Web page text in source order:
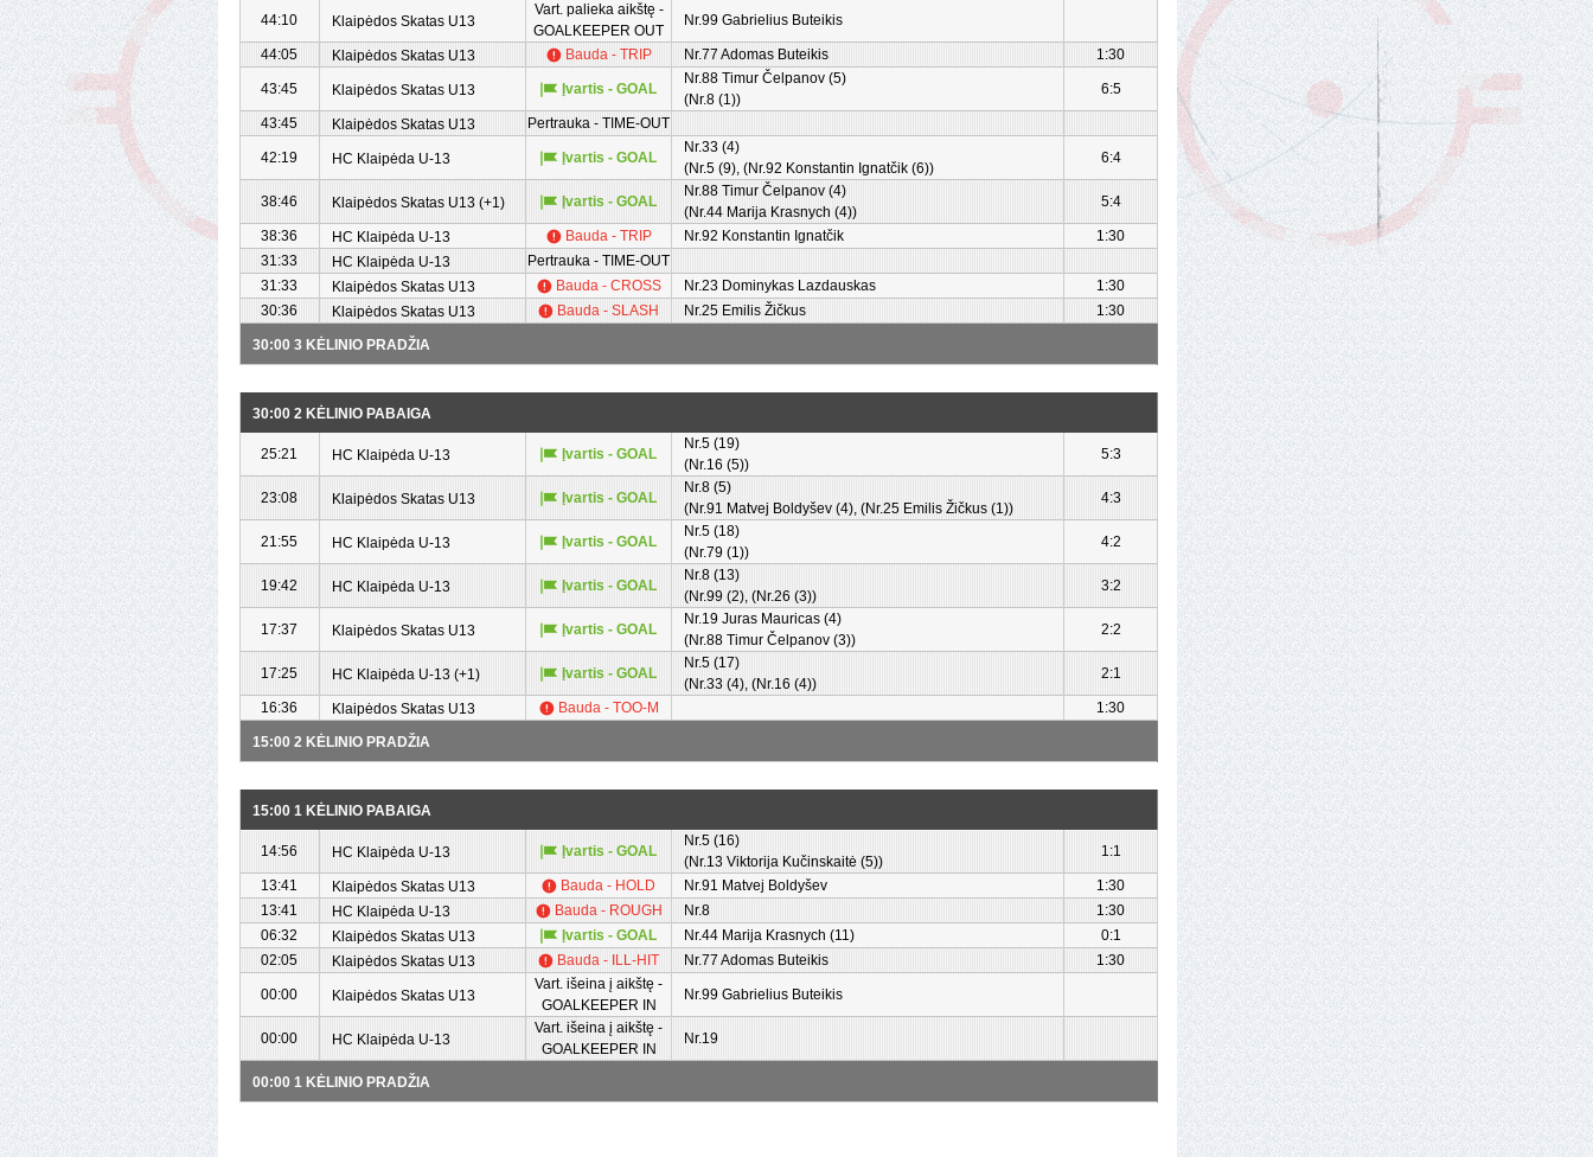
44:10 Klaipėdos Skatas U13
Vart. palieka aikštę -
GOALKEEPER OUT
Nr.99 Gabrielius Buteikis
44:05 Klaipėdos Skatas U13 Bauda - TRIP Nr.77 Adomas Buteikis 1:30
43:45 Klaipėdos Skatas U13 Įvartis - GOAL
Nr.88 Timur Čelpanov (5)
(Nr.8 (1))
6:5
43:45 Klaipėdos Skatas U13 Pertrauka - TIME-OUT
42:19 HC Klaipėda U-13 Įvartis - GOAL
Nr.33 (4)
(Nr.5 (9), (Nr.92 Konstantin Ignatčik (6))
6:4
38:46 Klaipėdos Skatas U13 (+1) Įvartis - GOAL
Nr.88 Timur Čelpanov (4)
(Nr.44 Marija Krasnych (4))
5:4
38:36 HC Klaipėda U-13 Bauda - TRIP Nr.92 Konstantin Ignatčik
1:30
31:33
HC Klaipėda U-13
Pertrauka - TIME-OUT
31:33
Klaipėdos Skatas U13 Bauda - CROSS Nr.23 Dominykas Lazdauskas
1:30
30:36
Klaipėdos Skatas U13 Bauda - SLASH Nr.25 Emilis Žičkus 1:30
30:00 3 KĖLINIO PRADŽIA
30:00 2 KĖLINIO PABAIGA
25:21 HC Klaipėda U-13 Įvartis - GOAL
Nr.5 (19)
(Nr.16 (5))
5:3
23:08 Klaipėdos Skatas U13 Įvartis - GOAL
Nr.8 (5)
(Nr.91 Matvej Boldyšev (4), (Nr.25 Emilis Žičkus (1))
4:3
21:55 HC Klaipėda U-13 Įvartis - GOAL
Nr.5 (18)
(Nr.79 (1))
4:2
19:42 HC Klaipėda U-13 Įvartis - GOAL
Nr.8 (13)
(Nr.99 (2), (Nr.26 (3))
3:2
17:37 Klaipėdos Skatas U13 Įvartis - GOAL
Nr.19 Juras Mauricas (4)
(Nr.88 Timur Čelpanov (3))
2:2
17:25 HC Klaipėda U-13 (+1) Įvartis - GOAL
Nr.5 (17)
(Nr.33 (4), (Nr.16 (4))
2:1
16:36 Klaipėdos Skatas U13 Bauda - TOO-M 1:30
15:00 2 KĖLINIO PRADŽIA
15:00 1 KĖLINIO PABAIGA
14:56 HC Klaipėda U-13 Įvartis - GOAL
Nr.5 (16)
(Nr.13 Viktorija Kučinskaitė (5))
1:1
13:41 Klaipėdos Skatas U13 Bauda - HOLD Nr.91 Matvej Boldyšev
1:30
13:41
HC Klaipėda U-13 Bauda - ROUGH Nr.8
1:30
06:32
Klaipėdos Skatas U13 Įvartis - GOAL Nr.44 Marija Krasnych (11)
0:1
02:05
Klaipėdos Skatas U13 Bauda - ILL-HIT Nr.77 Adomas Buteikis 1:30
00:00 Klaipėdos Skatas U13
Vart. išeina į aikštę -
GOALKEEPER IN
Nr.99 Gabrielius Buteikis
00:00 HC Klaipėda U-13
Vart. išeina į aikštę -
GOALKEEPER IN
Nr.19
00:00 1 KĖLINIO PRADŽIA